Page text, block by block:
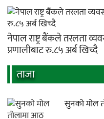
नेपाल राष्ट्र बैंकले तरलता
प्रणालीबाट रु.८५ अर्ब खिच्दै
ताजा
सुनको मोल